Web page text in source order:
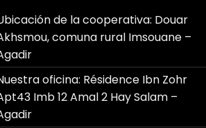
de la cooperativa: Douar
comuna rural Imsouane –
oficina: Résidence Ibn Zohr
Imb 12 Amal 2 Hay Salam –